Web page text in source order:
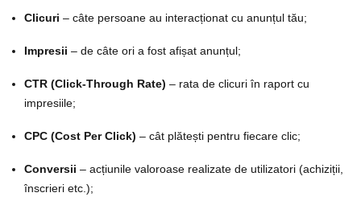
Clicuri – câte persoane au interacționat cu anunțul tău;
Impresii – de câte ori a fost afișat anunțul;
CTR (Click-Through Rate) – rata de clicuri în raport cu
impresiile;
CPC (Cost Per Click) – cât plătești pentru fiecare clic;
Conversii – acțiunile valoroase realizate de utilizatori (achiziții,
înscrieri etc.);